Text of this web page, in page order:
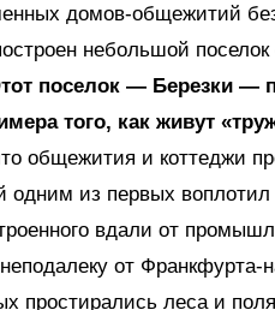
домов-общежитий
небольшой
поселок — Березки —
того, как живут
общежития и коттеджи
одним из первых
вдали от
от
простирались леса и